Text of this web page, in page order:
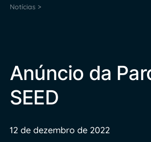
Notícias >
Anúncio da
SEED
12 de dezembro de 2022